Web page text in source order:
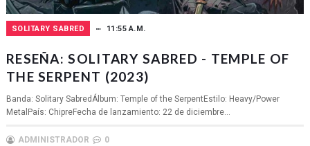
SOLITARY SABRED 11:55 A.M.
RESEÑA: SOLITARY SABRED - TEMPLE OF
THE SERPENT (2023)
Banda: Solitary SabredÁlbum: Temple of the SerpentEstilo: Heavy/Power
MetalPaís: ChipreFecha de lanzamiento: 22 de diciembre...
ADMINISTRADOR 0